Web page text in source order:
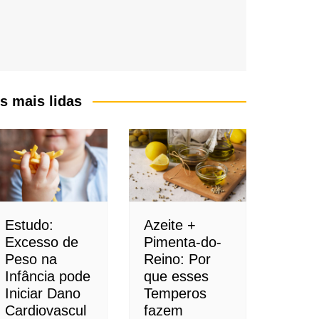
mais lidas
Estudo:
Excesso de
Peso na
Infância pode
Iniciar Dano
Cardiovascul
Azeite +
Pimenta-do-
Reino: Por
que esses
Temperos
fazem